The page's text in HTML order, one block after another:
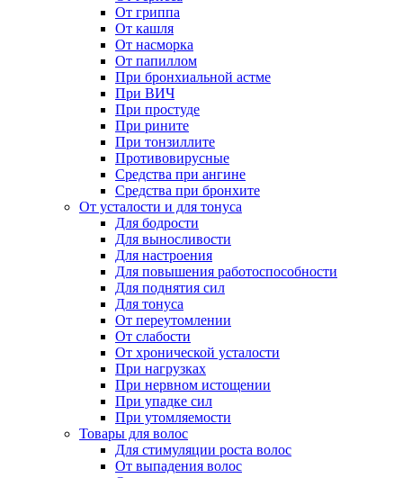
От гриппа
От кашля
От насморка
От папиллом
При бронхиальной астме
При ВИЧ
При простуде
При рините
При тонзиллите
Противовирусные
Средства при ангине
Средства при бронхите
От усталости и для тонуса
Для бодрости
Для выносливости
Для настроения
Для повышения работоспособности
Для поднятия сил
Для тонуса
От переутомлении
От слабости
От хронической усталости
При нагрузках
При нервном истощении
При упадке сил
При утомляемости
Товары для волос
Для стимуляции роста волос
От выпадения волос